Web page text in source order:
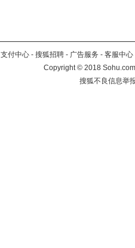
支付中心 - 搜狐招聘 - 广告服务 - 客服中心
Copyright©2018
搜狐不良信息举